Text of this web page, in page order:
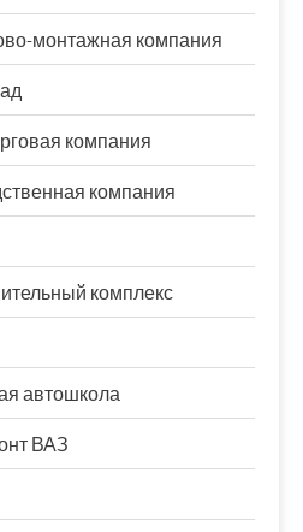
монтажная компания
компания
компания
комплекс
автошкола
ВАЗ